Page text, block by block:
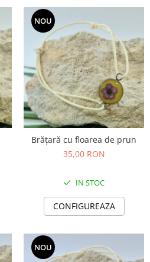
NOU
Brățară cu floarea de prun
35,00 RON
IN STOC
CONFIGUREAZA
NOU